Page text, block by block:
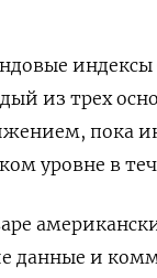
из трех
пока
уровне в
данные и